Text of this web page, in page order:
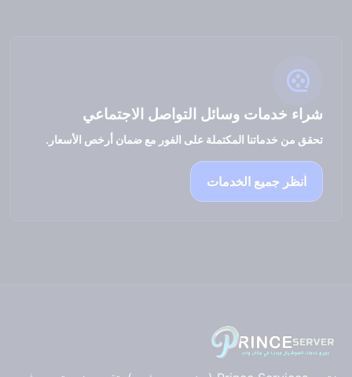
شراء خدمات وسائل التواصل الاجتماعي
تحقق من خدماتنا المكتملة على الفور مع ضمان أرخص الأسعار.
انظر جميع الخدمات